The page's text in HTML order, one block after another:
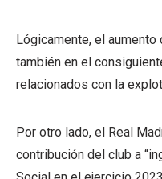
Lógicamente, el
también en el
relacionados con la
Por otro lado, el Real
contribución del club a